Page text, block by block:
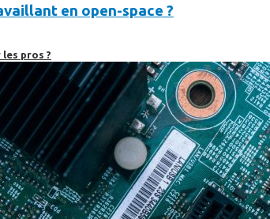
pros ?
en open-space ?